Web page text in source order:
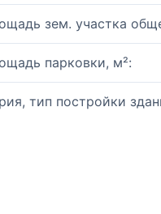
зем. участка
парковки, м²:
тип постройки